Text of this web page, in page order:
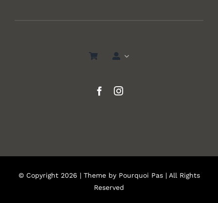
© Copyright 2026 | Theme by Pourquoi Pas| All Rights
Reserved